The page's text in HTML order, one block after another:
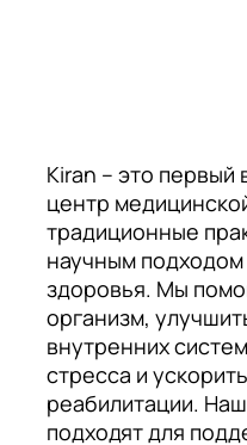
Kiran – это первый
центр
традиционные
научным
здоровья. Мы
организм,
внутренних
стресса и
реабилитации.
подходят для